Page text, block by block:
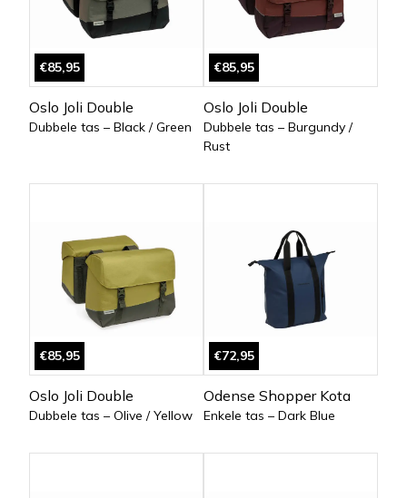
€85,95
Oslo Joli Double
Dubbele tas – Black / Green
€85,95
Oslo Joli Double
Dubbele tas – Burgundy /
Rust
€85,95
Oslo Joli Double
Dubbele tas – Olive / Yellow
€72,95
Odense Shopper Kota
Enkele tas – Dark Blue